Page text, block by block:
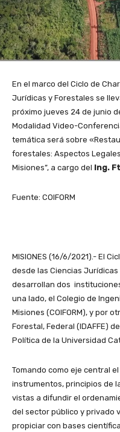
En el marco del Ciclo de
Jurídicas y Forestales se
próximo jueves 24 de junio
Modalidad Video-
temática será sobre
forestales: Aspectos
Misiones”, a cargo del Ing.
Fuente: COIFORM
MISIONES (16/6/2021).- El
desde las Ciencias
desarrollan dos
una lado, el Colegio de
Misiones (COIFORM), y por
Forestal, Federal (IDAFFE)
Política de la Universidad
Tomando como eje central
instrumentos, principios de
vistas a difundir el
del sector público y privado
propiciar con bases